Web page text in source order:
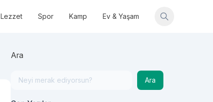
Lezzet Spor Kamp Ev & Yaşam
Ara
Ara